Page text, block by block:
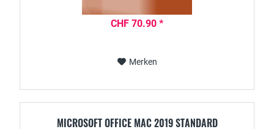
CHF 70.90 *
Merken
MICROSOFT OFFICE MAC 2019 STANDARD